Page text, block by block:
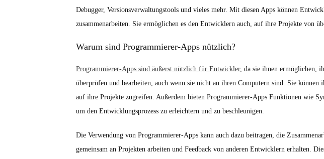
Debugger, Versionsverwaltungstools und vieles mehr. Mit diesen Apps können
zusammenarbeiten. Sie ermöglichen es den Entwicklern auch, auf ihre Projekte von
Warum sind Programmierer-Apps nützlich?
Programmierer-Apps sind äußerst nützlich für Entwickler, da sie ihnen ermöglichen,
überprüfen und bearbeiten, auch wenn sie nicht an ihren Computern sind. Sie
auf ihre Projekte zugreifen. Außerdem bieten Programmierer-Apps Funktionen wie
um den Entwicklungsprozess zu erleichtern und zu beschleunigen.
Die Verwendung von Programmierer-Apps kann auch dazu beitragen, die
gemeinsam an Projekten arbeiten und Feedback von anderen Entwicklern erhalten.